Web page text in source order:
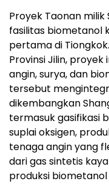
Proyek Taonan
fasilitas biometanol
pertama di
Provinsi Jilin,
angin, surya, dan
tersebut
dikembangkan
termasuk gasifikasi
suplai oksigen,
tenaga angin yang
dari gas sintetis
produksi